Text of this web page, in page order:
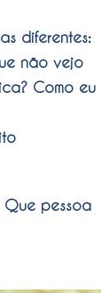
diferentes:
não vejo
Como eu
pessoa